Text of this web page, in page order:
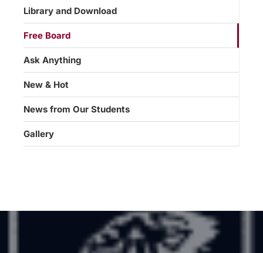
Library and Download
Free Board
Ask Anything
New & Hot
News from Our Students
Gallery